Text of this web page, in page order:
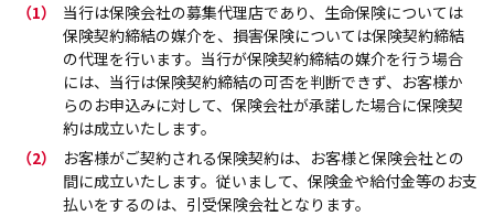
（1）
当行は保険会社の募集代理店であり、生命保険については
保険契約締結の媒介を、損害保険については保険契約締結
の代理を行います。当行が保険契約締結の媒介を行う場合
には、当行は保険契約締結の可否を判断できず、お客様か
らのお申込みに対して、保険会社が承諾した場合に保険契
約は成立いたします。
（2）
お客様がご契約される保険契約は、お客様と保険会社との
間に成立いたします。従いまして、保険金や給付金等のお支
払いをするのは、引受保険会社となります。